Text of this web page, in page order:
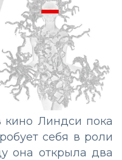
кино Линдси пока
себя в роли
она открыла два